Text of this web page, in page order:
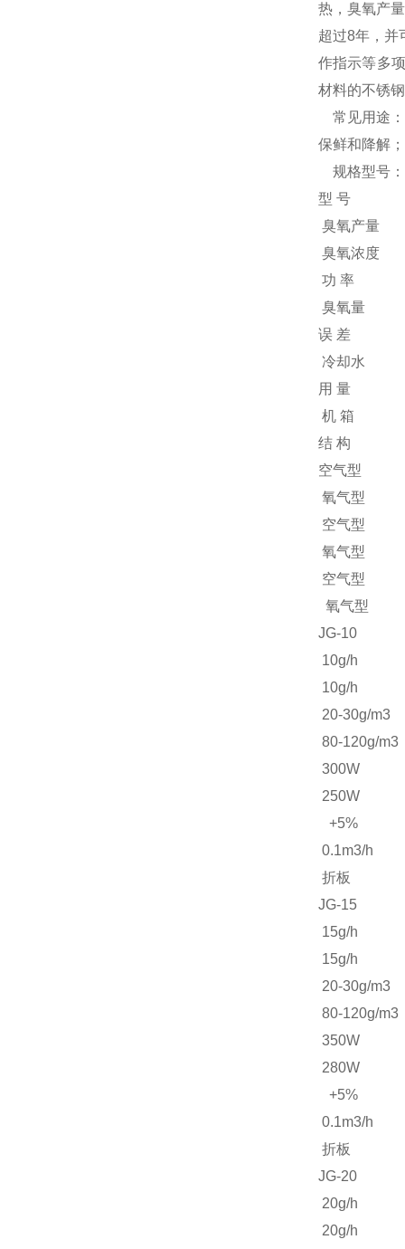
热，臭氧产
超过8年，并
作指示等多
材料的不锈
常见用途：
保鲜和降解
规格型号：
型 号
臭氧产量
臭氧浓度
功 率
臭氧量
误 差
冷却水
用 量
机 箱
结 构
空气型
氧气型
空气型
氧气型
空气型
氧气型
JG-10
10g/h
10g/h
20-30g/m3
80-120g/m3
300W
250W
+5%
0.1m3/h
折板
JG-15
15g/h
15g/h
20-30g/m3
80-120g/m3
350W
280W
+5%
0.1m3/h
折板
JG-20
20g/h
20g/h